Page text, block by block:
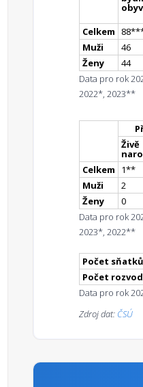
Celkem
88**
Muži
46
Ženy
44
Data pro rok
2022*, 2023**
Živě
Celkem
1**
Muži
2
Ženy
0
Data pro rok
2023*, 2022**
Počet sňatků
Počet
Data pro rok
Zdroj dat: ČSÚ